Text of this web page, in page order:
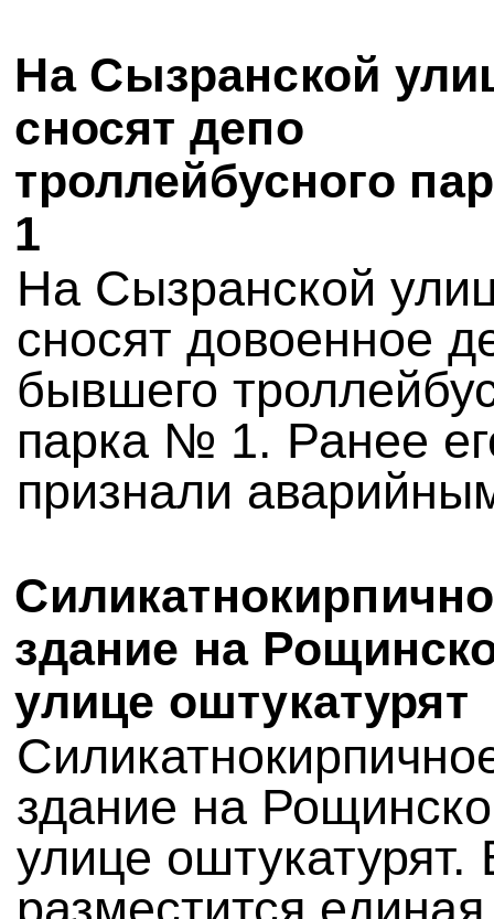
На Сызранской
сносят депо
троллейбусного
1
На Сызранской
сносят довоенное
бывшего
парка № 1. Ранее
признали
здание на
улице оштукатурят
здание на
улице